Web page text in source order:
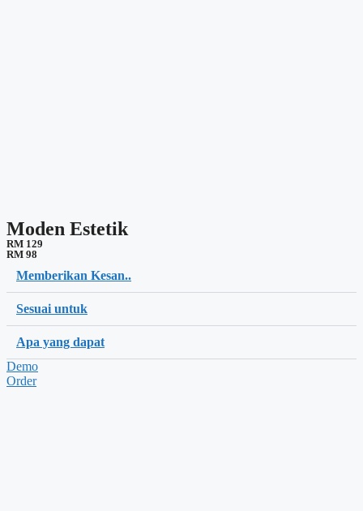
Moden Estetik
RM 129
RM 98
Memberikan Kesan..
Sesuai untuk
Apa yang dapat
Demo
Order